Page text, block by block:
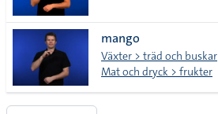
mango
Växter > träd och buskar
Mat och dryck > frukter